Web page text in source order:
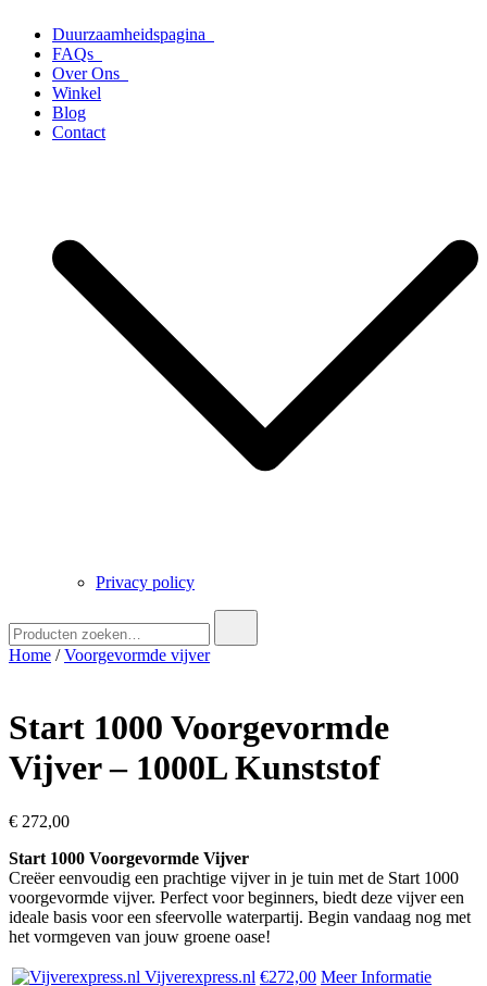
Duurzaamheidspagina
FAQs
Over Ons
Winkel
Blog
Contact
Privacy policy
naar:
Home /Voorgevormde vijver
Start 1000 Voorgevormde
Vijver – 1000L Kunststof
€ 272,00
Start 1000 Voorgevormde Vijver
Creëer eenvoudig een prachtige vijver in je tuin met de Start 1000
voorgevormde vijver. Perfect voor beginners, biedt deze vijver een
ideale basis voor een sfeervolle waterpartij. Begin vandaag nog met
het vormgeven van jouw groene oase!
Vijverexpress.nl €272,00 Meer Informatie